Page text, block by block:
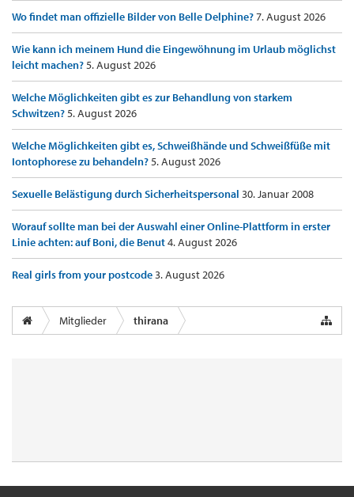
Wo findet man offizielle Bilder von Belle Delphine?7. August 2026
Wie kann ich meinem Hund die Eingewöhnung im Urlaub möglichst
leicht machen?5. August 2026
Welche Möglichkeiten gibt es zur Behandlung von starkem
Schwitzen?5. August 2026
Welche Möglichkeiten gibt es, Schweißhände und Schweißfüße mit
Iontophorese zu behandeln?5. August 2026
Sexuelle Belästigung durch Sicherheitspersonal 30. Januar 2008
Worauf sollte man bei der Auswahl einer Online-Plattform in erster
Linie achten: auf Boni, die Benut4. August 2026
Real girls from your postcode3. August 2026
Mitglieder thirana